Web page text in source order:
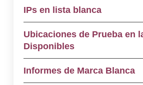
IPs en lista blanca
Ubicaciones de Prueba en
Disponibles
Informes de Marca Blanca